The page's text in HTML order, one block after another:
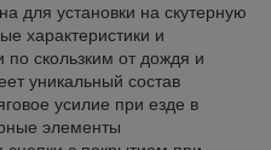
для установки на скутерную
характеристики и
по скользким от дождя и
уникальный состав
усилие при езде в
элементы